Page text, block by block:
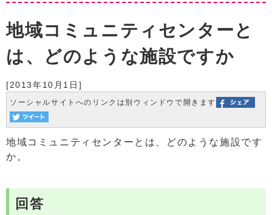
地域コミュニティセンターと
は、どのような施設ですか
[2013年10月1日]
ソーシャルサイトへのリンクは別ウィンドウで開きます
地域コミュニティセンターとは、どのような施設です
か。
回答